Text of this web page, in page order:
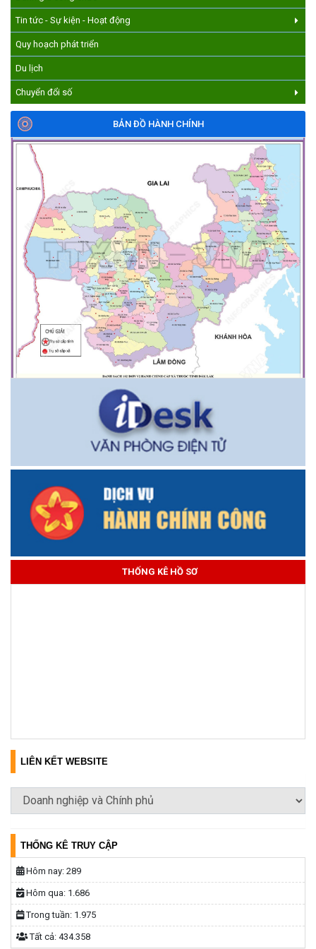
Tin tức - Sự kiện - Hoạt động
Quy hoạch phát triển
Du lịch
Chuyển đổi số
BẢN ĐỒ HÀNH CHÍNH
THỐNG KÊ HỒ SƠ
LIÊN KẾT WEBSITE
THỐNG KÊ TRUY CẬP
Hôm nay: 289
Hôm qua: 1.686
Trong tuần: 1.975
Tất cả: 434.358